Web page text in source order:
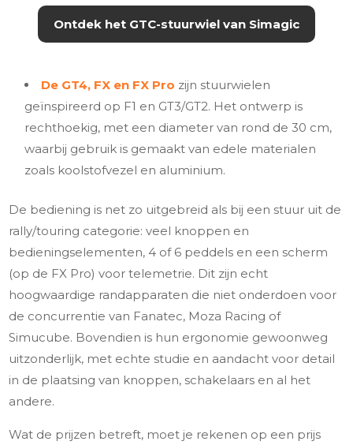
Ontdek het GTC-stuurwiel van Simagic
De GT4, FX en FX Pro zijn stuurwielen
geïnspireerd op F1 en GT3/GT2. Het ontwerp is
rechthoekig, met een diameter van rond de 30 cm,
waarbij gebruik is gemaakt van edele materialen
zoals koolstofvezel en aluminium.
De bediening is net zo uitgebreid als bij een stuur uit de
rally/touring categorie: veel knoppen en
bedieningselementen, 4 of 6 peddels en een scherm
(op de FX Pro) voor telemetrie. Dit zijn echt
hoogwaardige randapparaten die niet onderdoen voor
de concurrentie van Fanatec, Moza Racing of
Simucube. Bovendien is hun ergonomie gewoonweg
uitzonderlijk, met echte studie en aandacht voor detail
in de plaatsing van knoppen, schakelaars en al het
andere.
Wat de prijzen betreft, moet je rekenen op een prijs